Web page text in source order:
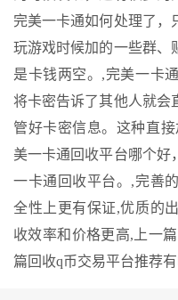
完美一卡通如何处理了，
玩游戏时候加的一些群、
是卡钱两空。,完美一卡
将卡密告诉了其他人就会
管好卡密信息。这种直
美一卡通回收平台哪个好
一卡通回收平台。,完善
全性上更有保证,优质的
收效率和价格更高, 上一篇
篇 回收q币交易平台推荐